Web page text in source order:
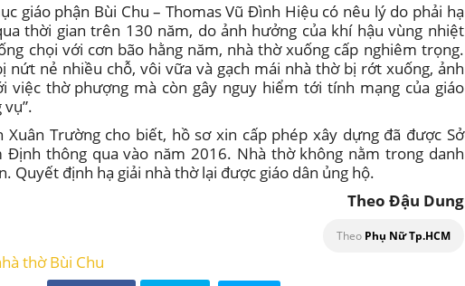
giáo phận Bùi Chu – Thomas Vũ Đình Hiệu có nêu lý do phải hạ
thời gian trên 130 năm, do ảnh hưởng của khí hậu vùng nhiệt
chọi với cơn bão hằng năm, nhà thờ xuống cấp nghiêm trọng.
nứt nẻ nhiều chỗ, vôi vữa và gạch mái nhà thờ bị rớt xuống, ảnh
việc thờ phượng mà còn gây nguy hiểm tới tính mạng của giáo
Xuân Trường cho biết, hồ sơ xin cấp phép xây dựng đã được Sở
Định thông qua vào năm 2016. Nhà thờ không nằm trong danh
Quyết định hạ giải nhà thờ lại được giáo dân ủng hộ.
Theo Đậu Dung
Theo Phụ Nữ Tp.HCM
thờ Bùi Chu